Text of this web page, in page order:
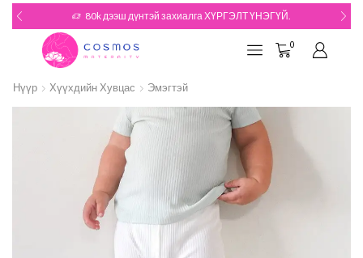
80k дээш дүнтэй захиалга ХҮРГЭЛТ ҮНЭГҮЙ.
0
Нүүр Хүүхдийн Хувцас Эмэгтэй